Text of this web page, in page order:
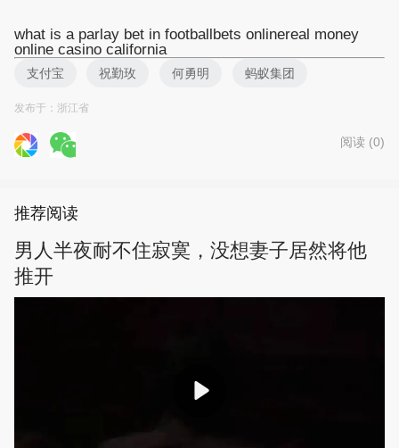
what is a parlay bet in football bets onlinereal money
online casino california
支付宝 祝勤玫 何勇明 蚂蚁集团
搜狐科技
发布于：浙江省
阅读 (0)
推荐阅读
男人半夜耐不住寂寞，没想妻子居然将他
推开